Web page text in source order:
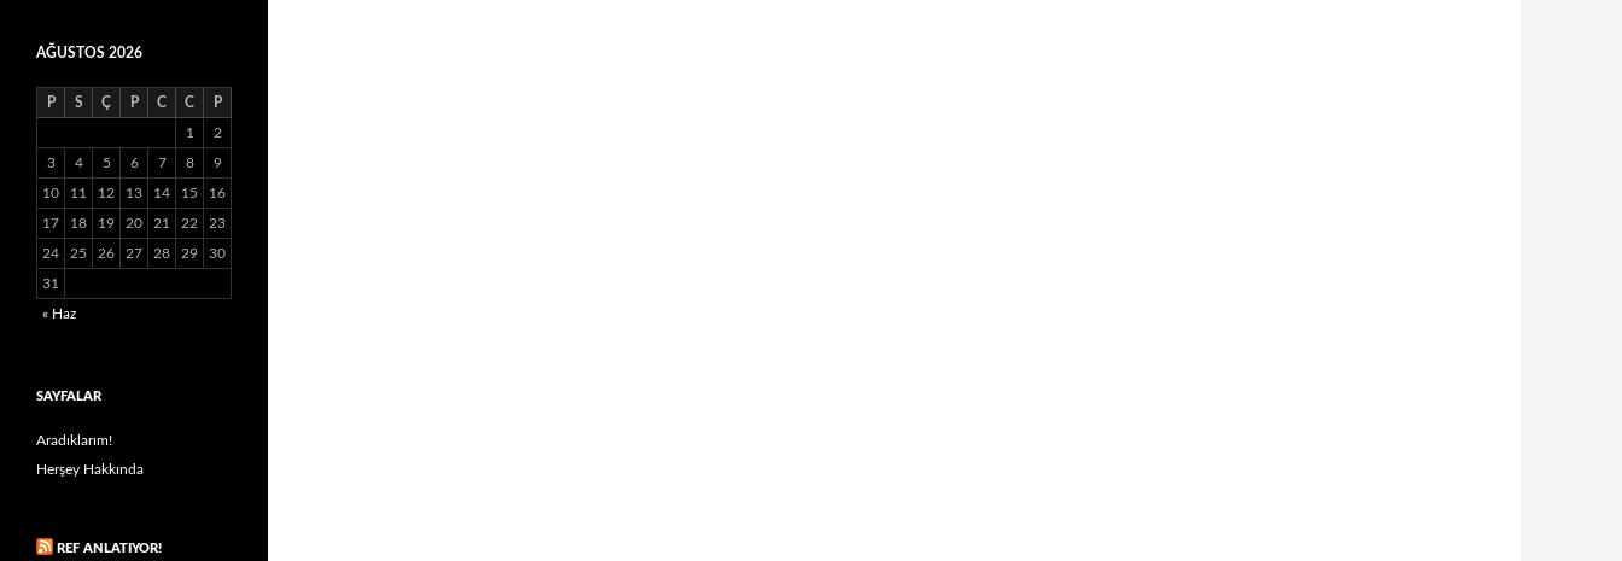
AĞUSTOS 2026
P S Ç P C C P
1 2
3 4 5 6 7 8 9
10 11 12 13 14 15 16
17 18 19 20 21 22 23
24 25 26 27 28 29 30
31
« Haz
SAYFALAR
Aradıklarım!
Herşey Hakkında
REF ANLATIYOR!